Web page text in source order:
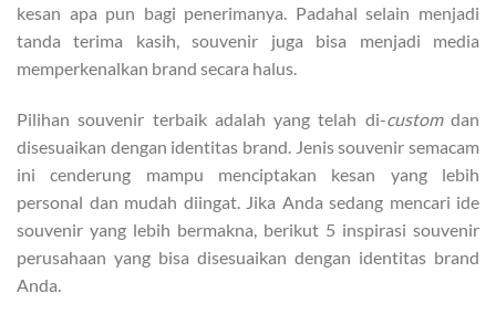
kesan apa pun bagi penerimanya. Padahal selain menjadi
tanda terima kasih, souvenir juga bisa menjadi media
memperkenalkan brand secara halus.
Pilihan souvenir terbaik adalah yang telah di-customdan
disesuaikan dengan identitas brand. Jenis souvenir semacam
ini cenderung mampu menciptakan kesan yang lebih
personal dan mudah diingat. Jika Anda sedang mencari ide
souvenir yang lebih bermakna, berikut 5 inspirasi souvenir
perusahaan yang bisa disesuaikan dengan identitas brand
Anda.